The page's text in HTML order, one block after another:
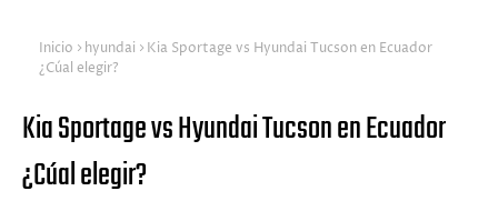
Inicio hyundai
Kia Sportage vs Hyundai Tucson en Ecuador
¿Cúal elegir?
Kia Sportage vs Hyundai Tucson en Ecuador
¿Cúal elegir?